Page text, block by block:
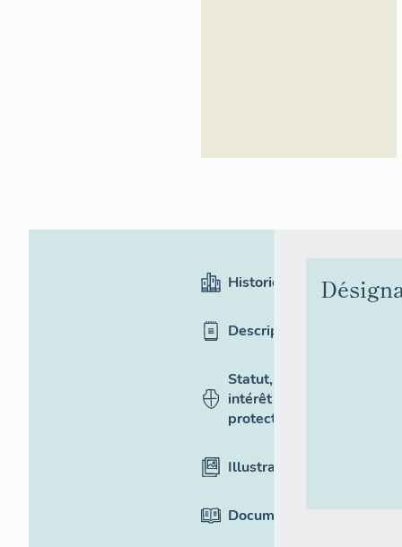
Historique
Description
Statut,
intérêt et
protection
Illustrations
Documentation